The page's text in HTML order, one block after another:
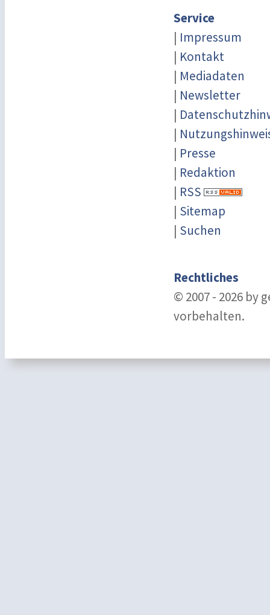
Service
| Impressum
| Kontakt
| Mediadaten
| Newsletter
|
|
| Presse
| Redaktion
| RSS
| Sitemap
| Suchen
Rechtliches
© 2007 - 2026 by
vorbehalten.